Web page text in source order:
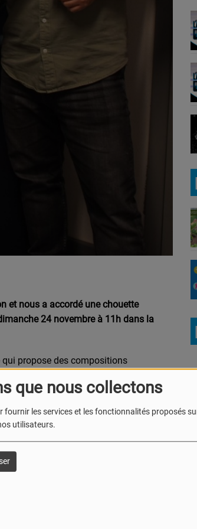
que nous collectons
fournir les services et les fonctionnalités proposés
utilisateurs.
et nous a accordé une chouette
24 novembre à 11h dans la
propose des compositions
religieuse, symboles modernes et
Bertand, Elvis Pompilio, Mustii, Sun,
les contes de fées, propose une version
écologiques et sociaux.
rock bruxellois qui est de retour
sont "